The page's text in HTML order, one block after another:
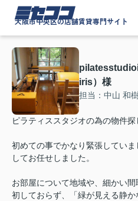
ミセココ
大阪市中央区の店舗賃貸専門サイト
iris）様
担当：中山 和
ピラティススタジオの為の物件探
初めての事でかなり緊張してい
してお任せしました。
お部屋について地域や、細かい
初しておらず、「緑が見える静か